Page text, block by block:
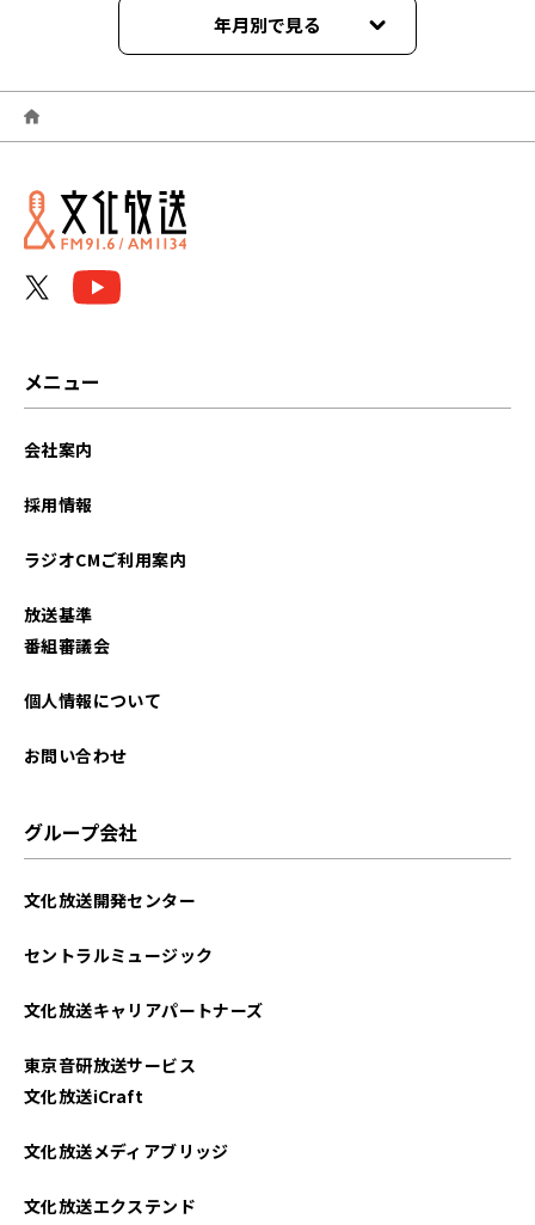
年月別で見る
2026年07月
2026年06月
2026年05月
2025年08月
2025年05月
2024年12月
2024年11月
メニュー
会社案内
採用情報
ラジオCMご利用案内
放送基準
番組審議会
個人情報について
お問い合わせ
グループ会社
文化放送開発センター
セントラルミュージック
文化放送キャリアパートナーズ
東京音研放送サービス
文化放送iCraft
文化放送メディアブリッジ
文化放送エクステンド